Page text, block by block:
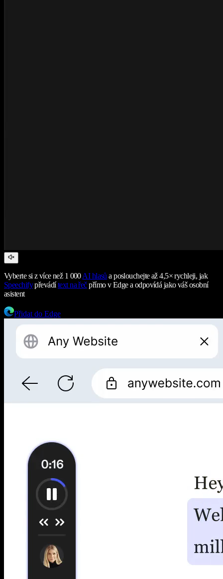
Vyberte si z více než 1 000AI hlasů a poslouchejte až 4,5× rychleji, jak
Speechifypřevádítext na řečpřímo v Edge a odpovídá jako váš osobní
asistent
Přidat do Edge